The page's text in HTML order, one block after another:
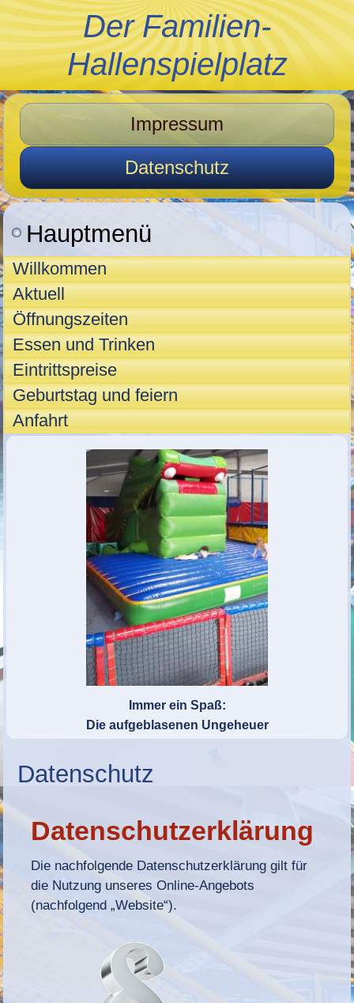
Der Familien-
Hallenspielplatz
Impressum
Datenschutz
Hauptmenü
Willkommen
Aktuell
Öffnungszeiten
Essen und Trinken
Eintrittspreise
Geburtstag und feiern
Anfahrt
Immer ein Spaß:
Die aufgeblasenen Ungeheuer
Datenschutz
Datenschutzerklärung
Die nachfolgende Datenschutzerklärung gilt für
die Nutzung unseres Online-Angebots
(nachfolgend „Website“).